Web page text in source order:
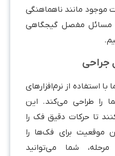
ناهماهنگی
مفصل گیجگاهی
از نرم‌افزارهای
می‌کند. این
دقیق فک را
برای فک‌ها را
می‌توانید